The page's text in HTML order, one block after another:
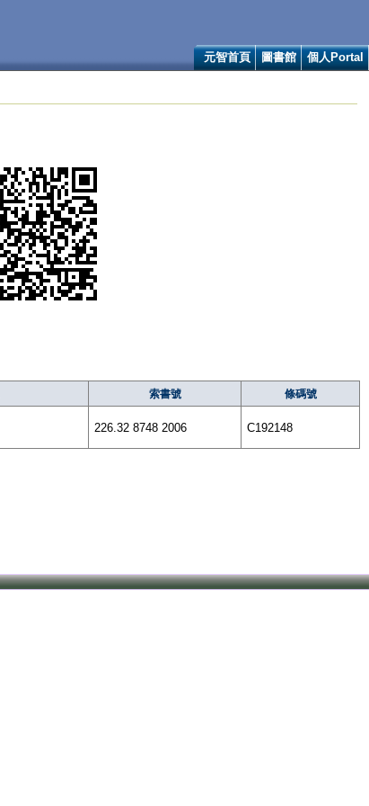
元智首頁 圖書館 個人Portal
索書號 條碼號
226.32 8748 2006 C192148